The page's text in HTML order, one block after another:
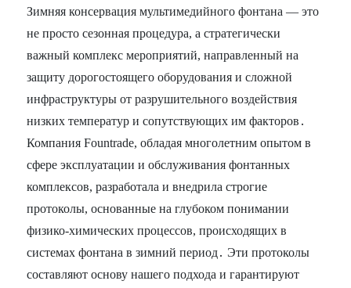
Зимняя консервация мультимедийного фонтана — это
не просто сезонная процедура, а стратегически
важный комплекс мероприятий, направленный на
защиту дорогостоящего оборудования и сложной
инфраструктуры от разрушительного воздействия
низких температур и сопутствующих им факторов․
Компания Fountrade, обладая многолетним опытом в
сфере эксплуатации и обслуживания фонтанных
комплексов, разработала и внедрила строгие
протоколы, основанные на глубоком понимании
физико-химических процессов, происходящих в
системах фонтана в зимний период․ Эти протоколы
составляют основу нашего подхода и гарантируют